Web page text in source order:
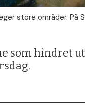
store områder. På
som hindret